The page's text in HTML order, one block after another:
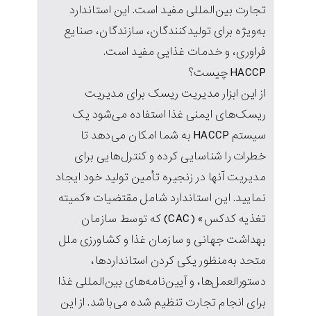
تجارت بین‌المللی مفید است. این استاندارد
به‌ویژه برای تولیدکنندگان، سازندگان، صنایع
فراوری، و خدمات غذایی مفید است.
HACCP چیست؟
از این ابزار مدیریت ریسک برای مدیریت
ریسک‌های ایمنی غذا استفاده می‌شود یک
سیستم HACCP به شما امکان می‌دهد تا
خطرات را شناسایی کرده و کنترل‌هایی برای
مدیریت آنها در زنجیره تأمین تولید خود ایجاد
نمایید. این استاندارد شامل مقتضیات «کمیته
تغذیه کدکس» (CAC) که توسط سازمان
بهداشت جهانی و سازمان غذا و کشاورزی ملل
متحد به‌منظور یکی کردن استانداردها،
دستورالعمل‌ها، و آیین‌نامه‌های بین‌المللی غذا
برای انجام تجارت تنظیم شده می‌باشد. از این